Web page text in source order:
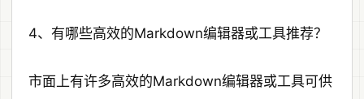
4、有哪些高效的Markdown编辑器或工具推荐？
市面上有许多高效的Markdown编辑器或工具可供